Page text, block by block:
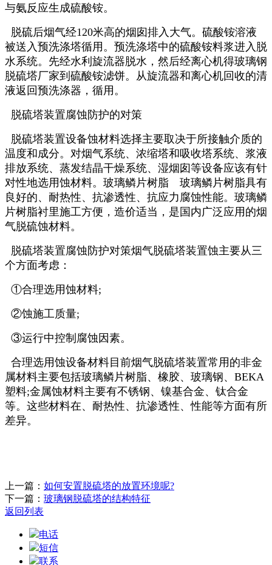
与氨反应生成硫酸铵。
脱硫后烟气经120米高的烟囱排入大气。硫酸铵溶液
被送入预洗涤塔循用。预洗涤塔中的硫酸铵料浆进入脱
水系统。先经水利旋流器脱水，然后经离心机得玻璃钢
脱硫塔厂家到硫酸铵滤饼。从旋流器和离心机回收的清
液返回预洗涤器，循用。
脱硫塔装置腐蚀防护的对策
脱硫塔装置设备蚀材料选择主要取决于所接触介质的
温度和成分。对烟气系统、浓缩塔和吸收塔系统、浆液
排放系统、蒸发结晶干燥系统、湿烟囱等设备应该有针
对性地选用蚀材料。玻璃鳞片树脂 玻璃鳞片树脂具有
良好的、耐热性、抗渗透性、抗应力腐蚀性能。玻璃鳞
片树脂衬里施工方便，造价适当，是国内广泛应用的烟
气脱硫蚀材料。
脱硫塔装置腐蚀防护对策烟气脱硫塔装置蚀主要从三
个方面考虑：
①合理选用蚀材料;
②蚀施工质量;
③运行中控制腐蚀因素。
合理选用蚀设备材料目前烟气脱硫塔装置常用的非金
属材料主要包括玻璃鳞片树脂、橡胶、玻璃钢、BEKA
塑料;金属蚀材料主要有不锈钢、镍基合金、钛合金
等。这些材料在、耐热性、抗渗透性、性能等方面有所
差异。
上一篇： 如何安置脱硫塔的放置环境呢?
下一篇： 玻璃钢脱硫塔的结构特征
返回列表
电话
短信
联系